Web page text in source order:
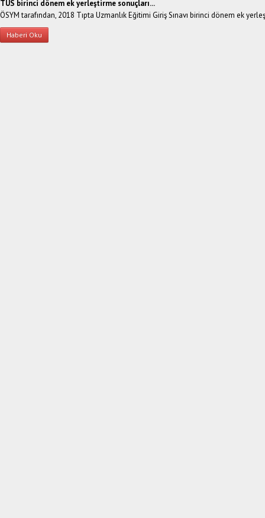
TUS birinci dönem ek yerleştirme sonuçları...
ÖSYM tarafından, 2018 Tıpta Uzmanlık Eğitimi Giriş Sınavı birinci dönem ek
Haberi Oku